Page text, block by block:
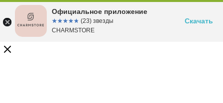
Официальное приложение
☆☆☆☆☆
★★★★★ (23) звезды
CHARMSTORE
Скачать